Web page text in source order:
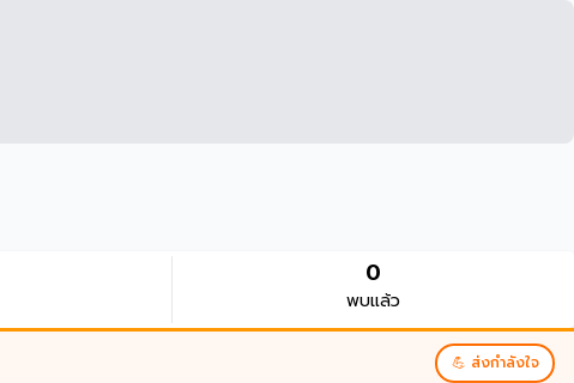
0
พบแล้ว
💪 ส่งกำลังใจ